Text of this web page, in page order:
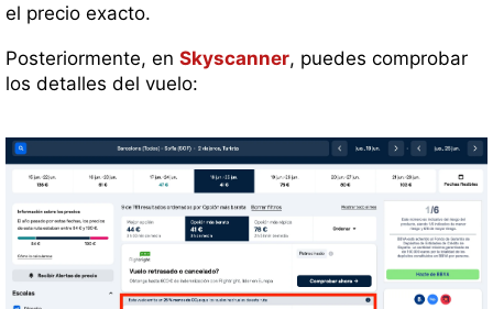
el precio exacto.
Posteriormente, en Skyscanner, puedes comprobar
los detalles del vuelo: